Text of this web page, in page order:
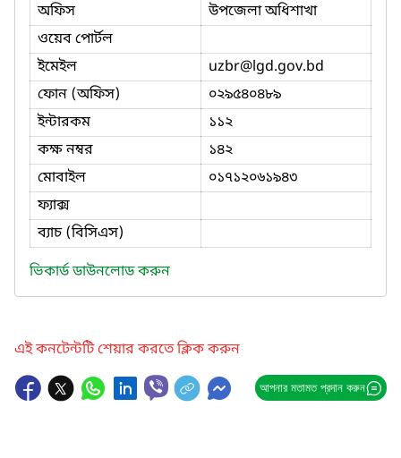
অফিস
উপজেলা অধিশাখা
ওয়েব পোর্টল
ইমেইল
uzbr@lgd.gov.bd
ফোন (অফিস)
০২৯৫৪০৪৮৯
ইন্টারকম
১১২
কক্ষ নম্বর
১৪২
মোবাইল
০১৭১২০৬১৯৪৩
ফ্যাক্স
ব্যাচ (বিসিএস)
ভিকার্ড ডাউনলোড করুন
এই কনটেন্টটি শেয়ার করতে ক্লিক করুন
আপনার মতামত প্রদান করুন